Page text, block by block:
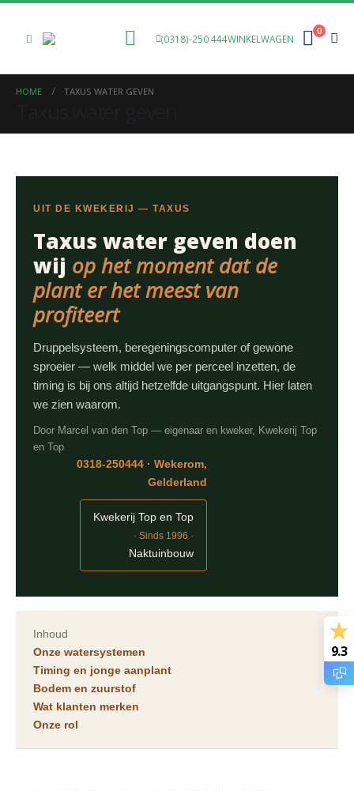
(0318)-250 444WINKELWAGEN
0
HOME TAXUS WATER GEVEN
UIT DE KWEKERIJ — TAXUS
Taxus water geven doen
wij op het moment dat de
plant er het meest van
profiteert
Druppelsysteem, beregeningscomputer of gewone
sproeier — welk middel we per perceel inzetten, de
timing is bij ons altijd hetzelfde uitgangspunt. Hier laten
we zien waarom.
Door Marcel van den Top — eigenaar en kweker, Kwekerij Top
en Top
0318-250444 · Wekerom,
Gelderland
Kwekerij Top en Top
· Sinds 1996 ·
Naktuinbouw
Inhoud
Onze watersystemen
Timing en jonge aanplant
Bodem en zuurstof
Wat klanten merken
Onze rol
9.3